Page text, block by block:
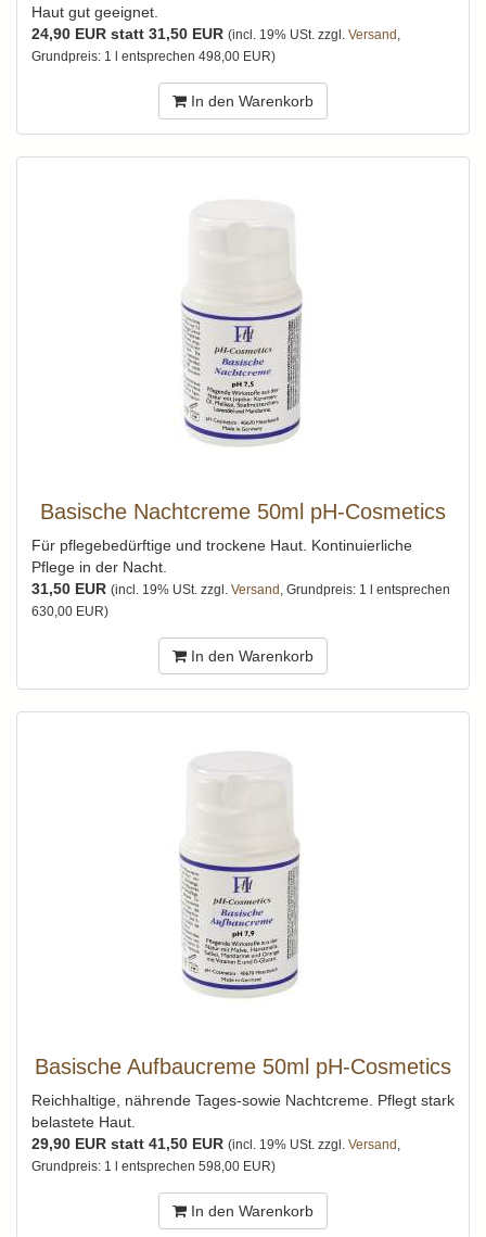
Haut gut geeignet.
24,90 EUR statt 31,50 EUR (incl. 19% USt. zzgl. Versand ,
Grundpreis: 1 l entsprechen 498,00 EUR)
In den Warenkorb
Basische Nachtcreme 50ml pH-Cosmetics
Für pflegebedürftige und trockene Haut. Kontinuierliche
Pflege in der Nacht.
31,50 EUR (incl. 19% USt. zzgl. Versand , Grundpreis: 1 l entsprechen
630,00 EUR)
In den Warenkorb
Basische Aufbaucreme 50ml pH-Cosmetics
Reichhaltige, nährende Tages-sowie Nachtcreme. Pflegt stark
belastete Haut.
29,90 EUR statt 41,50 EUR (incl. 19% USt. zzgl. Versand ,
Grundpreis: 1 l entsprechen 598,00 EUR)
In den Warenkorb